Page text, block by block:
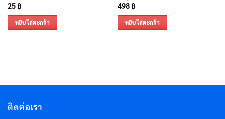
25 ฿
หยิบใส่ตะกร้า
498 ฿
หยิบใส่ตะกร้า
ติดต่อเรา